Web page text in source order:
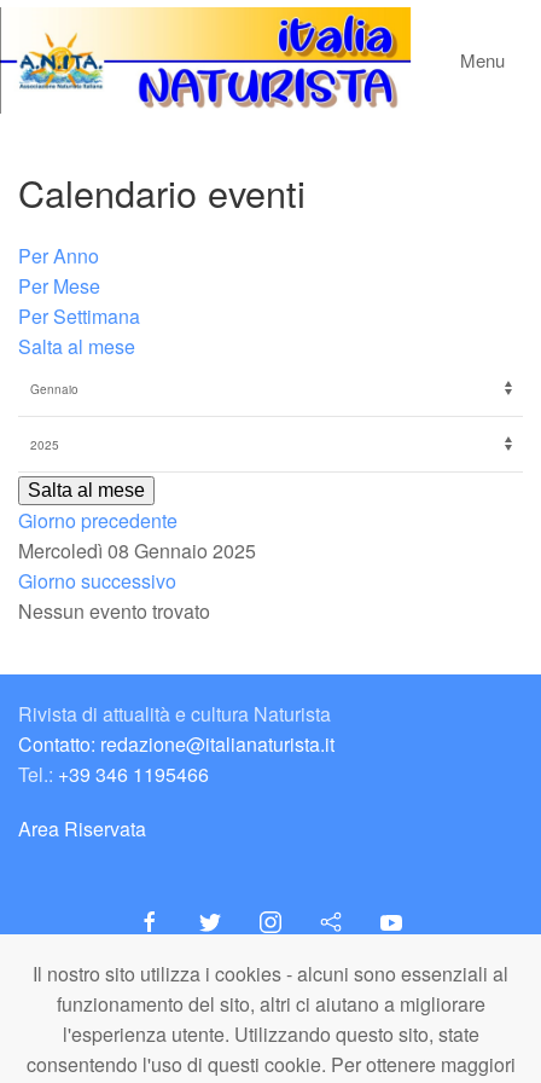
Il nostro sito utilizza i cookies - alcuni sono essenziali al
funzionamento del sito, altri ci aiutano a migliorare
l'esperienza utente. Utilizzando questo sito, state
consentendo l'uso di questi cookie. Per ottenere maggiori
Menu
Calendario eventi
Per Anno
Per Mese
Per Settimana
Salta al mese
Salta al mese
Giorno precedente
Mercoledì 08 Gennaio 2025
Giorno successivo
Nessun evento trovato
Rivista di attualità e cultura Naturista
Contatto: redazione@italianaturista.it
Tel.: +39 346 1195466
Area Riservata
italiaNATURISTA
Editore e Redazione
A.N.ITA. Associazione Naturista Italiana (APS)
C.F. 80203710159